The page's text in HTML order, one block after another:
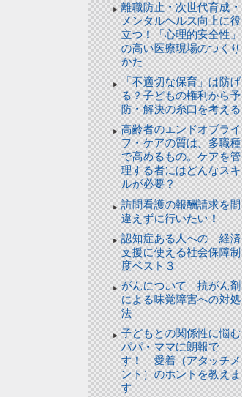
離職防止・次世代育成・
メンタルヘルス向上に役
立つ！「心理的安全性」
の高い医療現場のつくり
かた
「不適切な保育」は防げ
る？子どもの権利から予
防・解決の糸口を考える
高齢者のエンドオブライ
フ・ケアの質は、多職種
で高めるもの。ケアを管
理する者にはどんなスキ
ルが必要？
訪問看護の報酬請求を間
違えずに行いたい！
認知症ある人への 経済
支援に使える社会保障制
度ベスト３
がんについて 抗がん剤
による味覚障害への対処
法
子どもとの関係性に悩む
パパ・ママに朗報で
す！ 愛着（アタッチメ
ント）のホントを教えま
す